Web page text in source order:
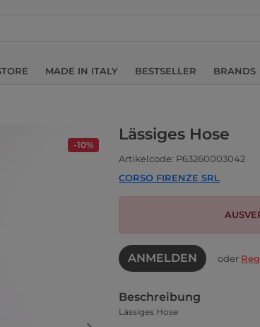
MADE IN ITALY BESTSELLER BRANDS
-10%
Lässiges Hose
Artikelcode: P63260003042
CORSO FIRENZE SRL
ANMELDEN oder
Beschreibung
Lässiges Hose